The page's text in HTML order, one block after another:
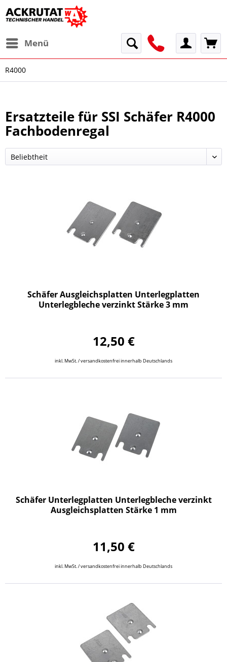
Menü
R4000
Ersatzteile für SSI Schäfer R4000
Fachbodenregal
Schäfer Ausgleichsplatten Unterlegplatten
Unterlegbleche verzinkt Stärke 3 mm
12,50 €
inkl. MwSt. / versandkostenfrei innerhalb Deutschlands
Schäfer Unterlegplatten Unterlegbleche verzinkt
Ausgleichsplatten Stärke 1 mm
11,50 €
inkl. MwSt. / versandkostenfrei innerhalb Deutschlands